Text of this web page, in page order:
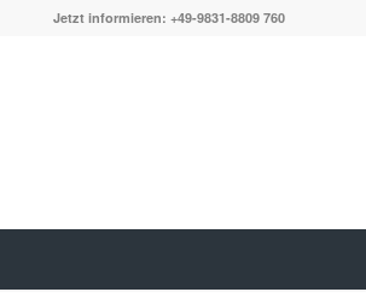
Jetzt informieren: +49-9831-8809 760